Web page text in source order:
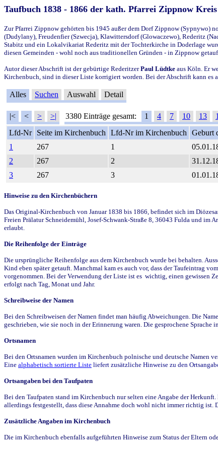
Taufbuch 1838 - 1866 der kath. Pfarrei Zippnow
Zur Pfarrei Zippnow gehörten bis 1945 außer dem Dorf Zippnow (Sypnywo)
(Dudylany), Freudenfier (Szwecja), Klawittersdorf (Glowaczewo), Rederitz
Stabitz und ein Lokalvikariat Rederitz mit der Tochterkirche in Doderlage
diesen Gemeinden - wohl noch aus traditionellen Gründen - in Zippnow
Autor dieser Abschrift ist der gebürtige RederitzerPaul Lüdtke aus Köln. Er
Kirchenbuch, sind in dieser Liste korrigiert worden. Bei der Abschrift kann es
Alles Suchen Auswahl Detail
|< < > >| 3380 Einträge gesamt: 1 4 7 10 13
Lfd-Nr
Seite im Kirchenbuch Lfd-Nr im Kirchenbuch Geburt
1
267 1
2
267 2
3
267 3
Hinweise zu den Kirchenbüchern
Das Original-Kirchenbuch von Januar 1838 bis 1866, befindet sich im
Freien Prälatur Schneidemühl, Josef-Schwank-Straße 8, 36043 Fulda und im
erlaubt.
Die Reihenfolge der Einträge
Die ursprüngliche Reihenfolge aus dem Kirchenbuch wurde bei behalten.
Kind eben später getauft. Manchmal kam es auch vor, dass der Taufeintrag
vorgenommen. Bei der Verwendung der Liste ist es wichtig, einen gewissen
erfolgt nach Tag, Monat und Jahr.
Schreibweise der Namen
Bei den Schreibweisen der Namen findet man häufig Abweichungen. Die
geschrieben, wie sie noch in der Erinnerung waren. Die gesprochene
Ortsnamen
Bei den Ortsnamen wurden im Kirchenbuch polnische und deutsche Namen
Eine alphabetisch sortierte Liste liefert zusätzliche Hinweise zu den
Ortsangaben bei den Taufpaten
Bei den Taufpaten stand im Kirchenbuch nur selten eine Angabe der
allerdings festgestellt, dass diese Annahme doch wohl nicht immer richtig ist.
Zusätzliche Angaben im Kirchenbuch
Die im Kirchenbuch ebenfalls aufgeführten Hinweise zum Status der Eltern